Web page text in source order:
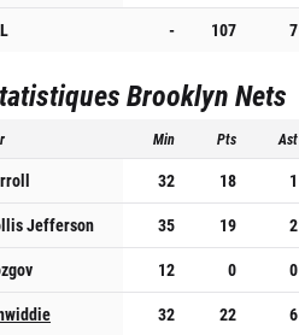
- 107 7
Brooklyn Nets
Min Pts Ast
32 18 1
Jefferson
35 19 2
12 0 0
32 22 6